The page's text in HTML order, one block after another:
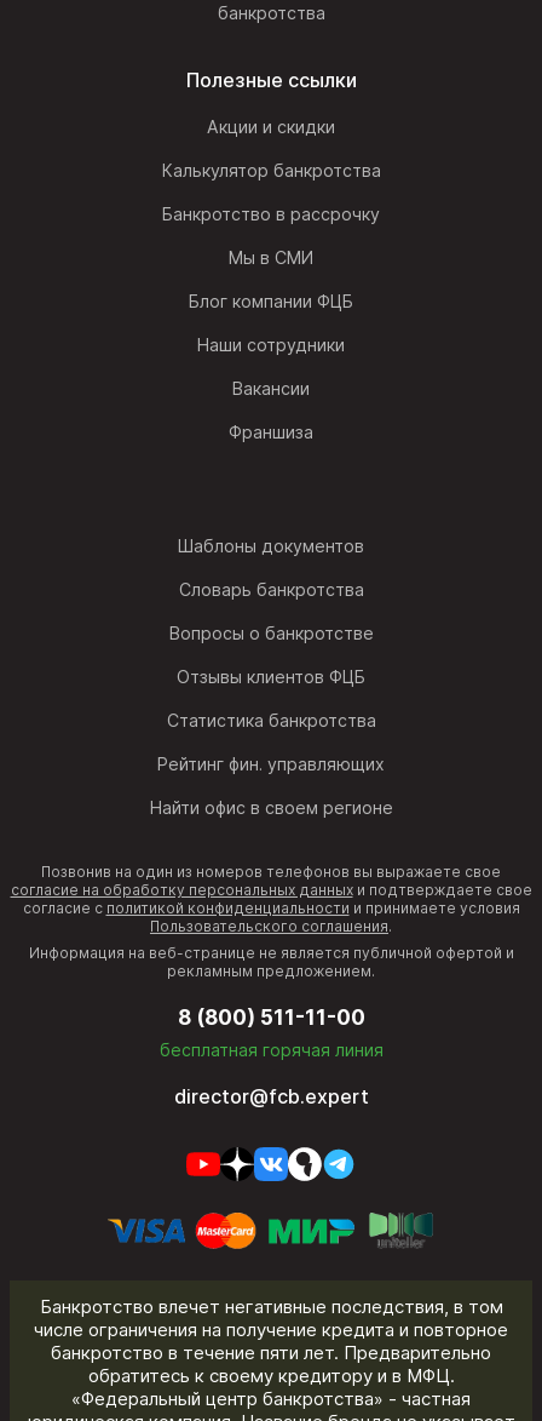
банкротства
Полезные ссылки
Акции и скидки
Калькулятор банкротства
Банкротство в рассрочку
Мы в СМИ
Блог компании ФЦБ
Наши сотрудники
Вакансии
Франшиза
Шаблоны документов
Словарь банкротства
Вопросы о банкротстве
Отзывы клиентов ФЦБ
Статистика банкротства
Рейтинг фин. управляющих
Найти офис в своем регионе
Позвонив на один из номеров телефонов вы выражаете свое
согласие на обработку персональных данныхи подтверждаете свое
согласие с политикой конфиденциальности и принимаете условия
Пользовательского соглашения.
Информация на веб-странице не является публичной офертой и
рекламным предложением.
8 (800) 511-11-00
бесплатная горячая линия
director@fcb.expert
Банкротство влечет негативные последствия, в том
числе ограничения на получение кредита и повторное
банкротство в течение пяти лет. Предварительно
обратитесь к своему кредитору и в МФЦ.
«Федеральный центр банкротства» - частная